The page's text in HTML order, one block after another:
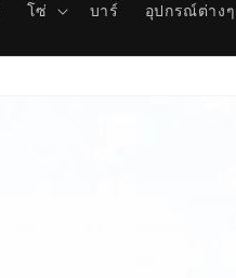
โซ่ บาร์ อุปกรณ์ต่างๆ